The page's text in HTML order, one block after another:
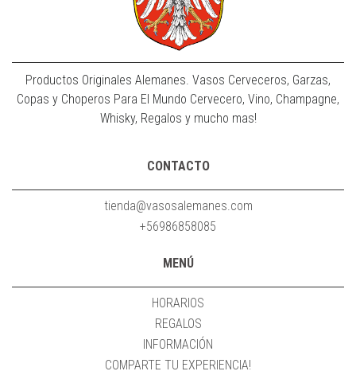
Productos Originales Alemanes. Vasos Cerveceros, Garzas,
Copas y Choperos Para El Mundo Cervecero, Vino, Champagne,
Whisky, Regalos y mucho mas!
CONTACTO
tienda@vasosalemanes.com
+56986858085
MENÚ
HORARIOS
REGALOS
INFORMACIÓN
COMPARTE TU EXPERIENCIA!